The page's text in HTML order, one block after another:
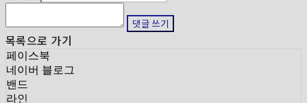
댓글 쓰기
목록으로 가기
페이스북
네이버 블로그
밴드
라인